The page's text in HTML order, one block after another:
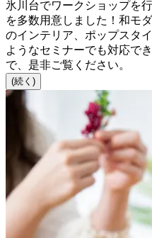
氷川台でワークショップを
を多数用意しました！和モ
のインテリア、ポップスタ
ようなセミナーでも対応で
で、是非ご覧ください。
(続く)